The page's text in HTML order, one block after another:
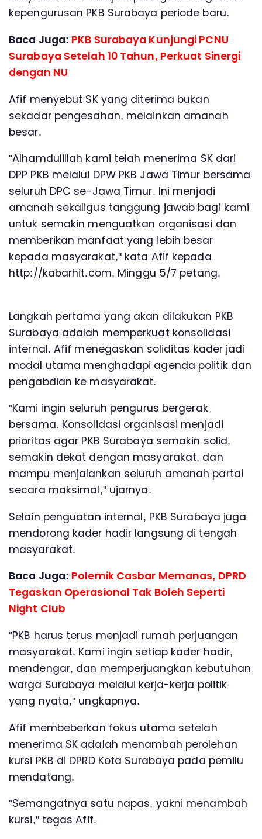
kepengurusan PKB Surabaya periode baru.
Baca Juga: PKB Surabaya Kunjungi PCNU
Surabaya Setelah 10 Tahun, Perkuat Sinergi
dengan NU
Afif menyebut SK yang diterima bukan
sekadar pengesahan, melainkan amanah
besar.
"Alhamdulillah kami telah menerima SK dari
DPP PKB melalui DPW PKB Jawa Timur bersama
seluruh DPC se-Jawa Timur. Ini menjadi
amanah sekaligus tanggung jawab bagi kami
untuk semakin menguatkan organisasi dan
memberikan manfaat yang lebih besar
kepada masyarakat," kata Afif kepada
http://kabarhit.com, Minggu 5/7 petang.
Langkah pertama yang akan dilakukan PKB
Surabaya adalah memperkuat konsolidasi
internal. Afif menegaskan soliditas kader jadi
modal utama menghadapi agenda politik dan
pengabdian ke masyarakat.
"Kami ingin seluruh pengurus bergerak
bersama. Konsolidasi organisasi menjadi
prioritas agar PKB Surabaya semakin solid,
semakin dekat dengan masyarakat, dan
mampu menjalankan seluruh amanah partai
secara maksimal," ujarnya.
Selain penguatan internal, PKB Surabaya juga
mendorong kader hadir langsung di tengah
masyarakat.
Baca Juga: Polemik Casbar Memanas, DPRD
Tegaskan Operasional Tak Boleh Seperti
Night Club
"PKB harus terus menjadi rumah perjuangan
masyarakat. Kami ingin setiap kader hadir,
mendengar, dan memperjuangkan kebutuhan
warga Surabaya melalui kerja-kerja politik
yang nyata," ungkapnya.
Afif membeberkan fokus utama setelah
menerima SK adalah menambah perolehan
kursi PKB di DPRD Kota Surabaya pada pemilu
mendatang.
"Semangatnya satu napas, yakni menambah
kursi," tegas Afif.